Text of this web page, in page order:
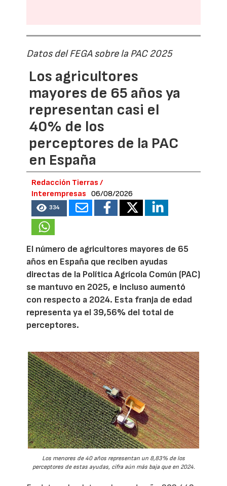
Datos del FEGA sobre la PAC 2025
Los agricultores
mayores de 65 años ya
representan casi el
40% de los
perceptores de la PAC
en España
Redacción Tierras /
Interempresas
06/08/2026
334
El número de agricultores mayores de 65
años en España que reciben ayudas
directas de la Política Agrícola Común (PAC)
se mantuvo en 2025, e incluso aumentó
con respecto a 2024. Esta franja de edad
representa ya el 39,56% del total de
perceptores.
Los menores de 40 años representan un 8,83% de los
perceptores de estas ayudas, cifra aún más baja que en 2024.